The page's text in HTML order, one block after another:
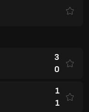
3
0
1
1